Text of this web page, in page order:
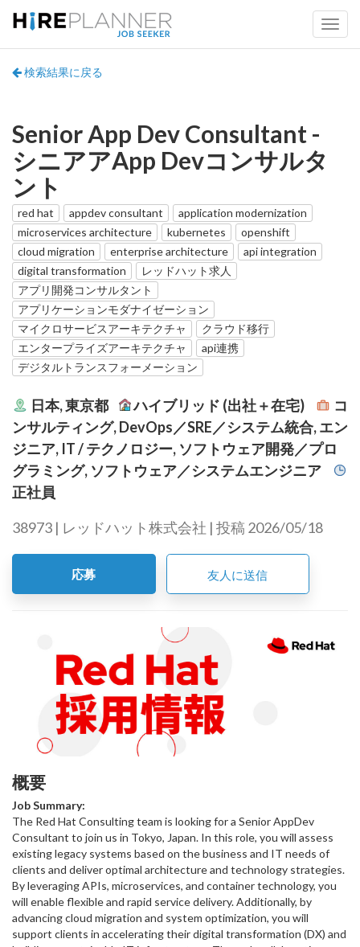
検索結果に戻る
Senior App Dev Consultant -
シニアアApp Devコンサルタ
ント
red hat appdev consultant
application modernization
microservices architecture
kubernetes
openshift
cloud migration
enterprise architecture
api integration
digital transformation
レッドハット求人
アプリ開発コンサルタント
アプリケーションモダナイゼーション
マイクロサービスアーキテクチャ
クラウド移行
エンタープライズアーキテクチャ
api連携
デジタルトランスフォーメーション
日本, 東京都 ハイブリッド (出社＋在宅)
コ
ンサルティング, DevOps／SRE／システム統合, エン
ジニア, IT / テクノロジー, ソフトウェア開発／プロ
グラミング, ソフトウェア／システムエンジニア
正社員
38973 | レッドハット株式会社 | 投稿 2026/05/18
応募 友人に送信
概要
Job Summary:
The Red Hat Consulting team is looking for a Senior AppDev
Consultant to join us in Tokyo, Japan. In this role, you will assess
existing legacy systems based on the business and IT needs of
clients and deliver optimal architecture and technology strategies.
By leveraging APIs, microservices, and container technology, you
will enable flexible and rapid service delivery. Additionally, by
advancing cloud migration and system optimization, you will
support clients in accelerating their digital transformation (DX) and